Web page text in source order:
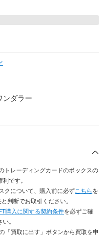
ンダラー
トレーディングカードのボックスの
です。
クについて、購入前に必ずこちらを
判断でお取引ください。
購入に関する契約条件を必ずご確
。
「買取に出す」ボタンから買取を申